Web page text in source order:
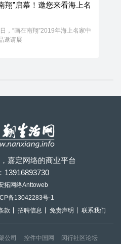
翔”启幕！邀您来看海上名
，“画在南翔”2019年海上名家中
邀请展
嘉定网络的商业平台
13916893730
拓网络Anttoweb
备13042283号-1
款 招聘信息 免责声明 联系我们
公司 控件中国网 闵行社区论坛